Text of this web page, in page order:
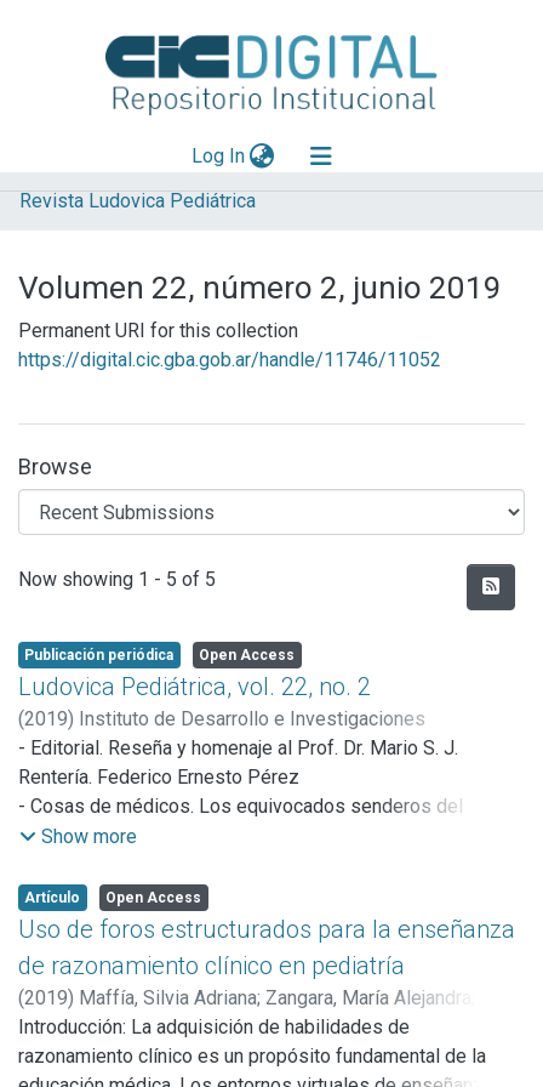
Log In(current)
Explorar
Aportar material
Statistics
Revista Ludovica Pediátrica
Volumen 22, número 2, junio 2019
Permanent URI for this collection
https://digital.cic.gba.gob.ar/handle/11746/11052
Browse
Recent Submissions
Now showing 1 - 5 of 5
Publicación periódica Open Access
Ludovica Pediátrica, vol. 22, no. 2
(2019) Instituto de Desarrollo e Investigaciones
Pediátricas "Profesor Dr. Fernando VITERI"
- Editorial. Reseña y homenaje al Prof. Dr. Mario S. J.
Rentería. Federico Ernesto Pérez
- Cosas de médicos. Los equivocados senderos del
facilismo: nueva regresión. Luis Fumagalli
casos de Corea de Sindenham. María Adelina Amadi, María
Teresita Gareis, Marina Orlandi, Federico Ernesto Pérez,
Pablo Xavier Goldaracena
- Reflexiones sobre la práctica profesional. Uso de foros
estructurados para la enseñanza del razonamiento clínico.
Silvia Adriana Maffia, María Alejandra Zángara, Eduardo
Dreizzen
Show more
Artículo Open Access
Uso de foros estructurados para la enseñanza
de razonamiento clínico en pediatría
(2019) Maffía, Silvia Adriana; Zangara, María Alejandra
Dreizzen, Eduardo
Introducción: La adquisición de habilidades de
razonamiento clínico es un propósito fundamental de la